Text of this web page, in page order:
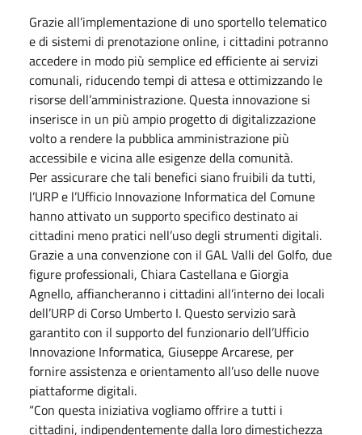
Grazie all’implementazione di uno sportello telematico
e di sistemi di prenotazione online, i cittadini potranno
accedere in modo più semplice ed efficiente ai servizi
comunali, riducendo tempi di attesa e ottimizzando le
risorse dell’amministrazione. Questa innovazione si
inserisce in un più ampio progetto di digitalizzazione
volto a rendere la pubblica amministrazione più
accessibile e vicina alle esigenze della comunità.
Per assicurare che tali benefici siano fruibili da tutti,
l’URP e l’Ufficio Innovazione Informatica del Comune
hanno attivato un supporto specifico destinato ai
cittadini meno pratici nell’uso degli strumenti digitali.
Grazie a una convenzione con il GAL Valli del Golfo, due
figure professionali, Chiara Castellana e Giorgia
Agnello, affiancheranno i cittadini all’interno dei locali
dell’URP di Corso Umberto I. Questo servizio sarà
garantito con il supporto del funzionario dell’Ufficio
Innovazione Informatica, Giuseppe Arcarese, per
fornire assistenza e orientamento all’uso delle nuove
piattaforme digitali.
“Con questa iniziativa vogliamo offrire a tutti i
cittadini, indipendentemente dalla loro dimestichezza